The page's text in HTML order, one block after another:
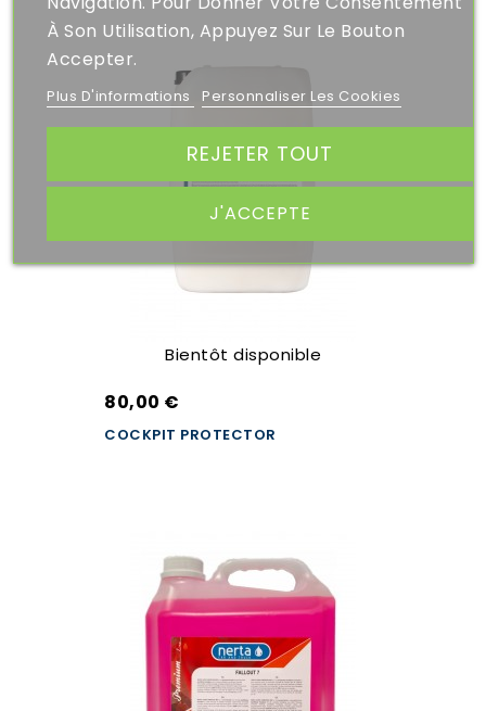
Bientôt disponible
80,00 €
COCKPIT PROTECTOR
À Son Utilisation, Appuyez Sur Le Bouton
Accepter.
Plus D'informations Personnaliser Les Cookies
REJETER TOUT
J'ACCEPTE